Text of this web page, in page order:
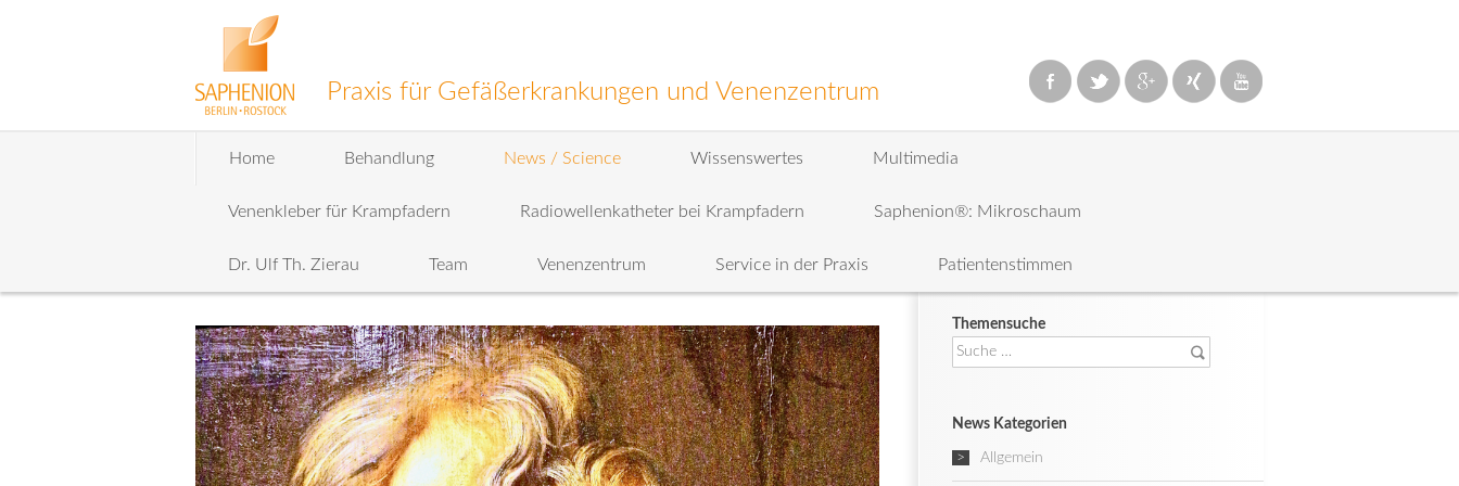
Praxis für Gefäßerkrankungen und Venenzentrum
Home Behandlung News / Science Wissenswertes Multimedia
Venenkleber für Krampfadern Radiowellenkatheter bei Krampfadern Saphenion®: Mikroschaum
Dr. Ulf Th. Zierau Team Venenzentrum Service in der Praxis Patientenstimmen
Themensuche
Suche
nach:
News Kategorien
Allgemein